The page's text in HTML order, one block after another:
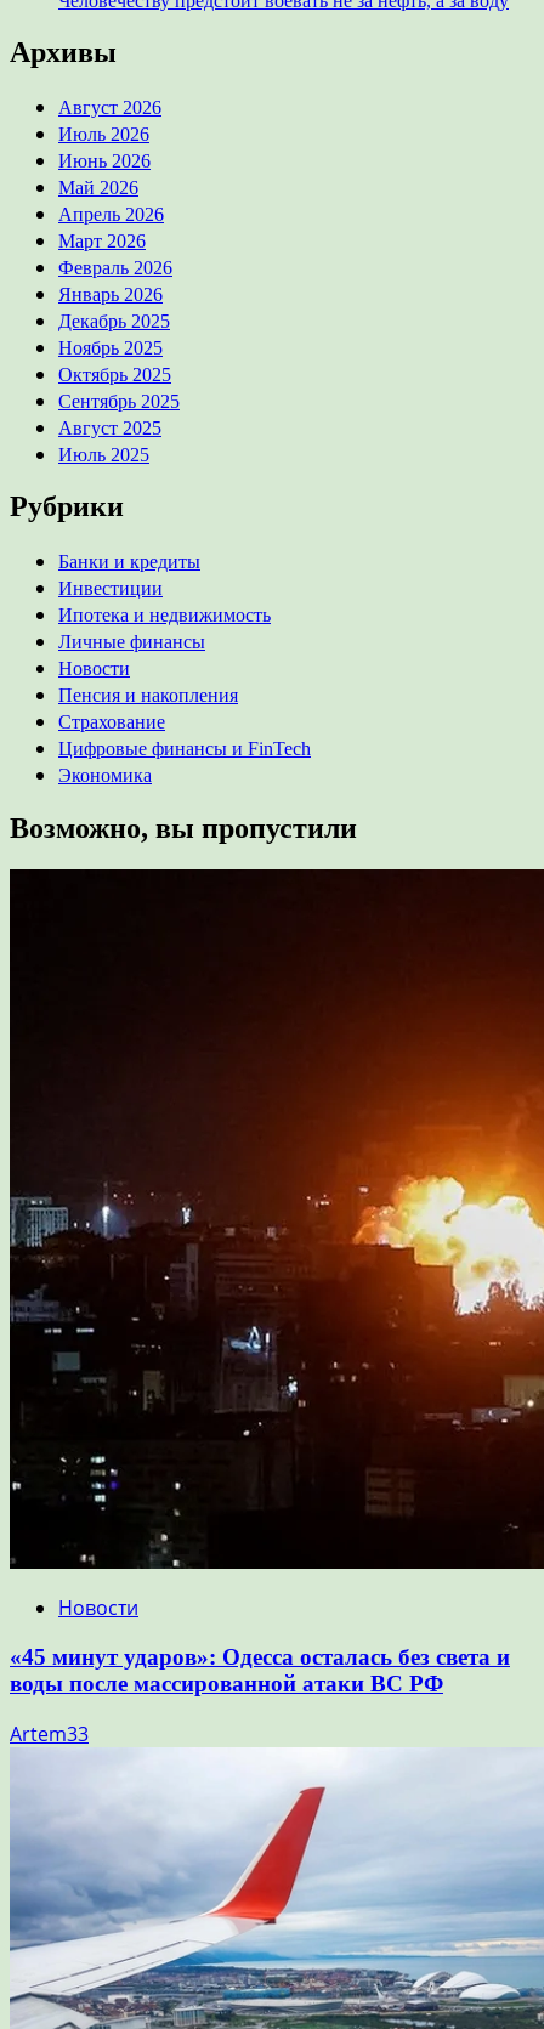
Архивы
Август 2026
Июль 2026
Июнь 2026
Май 2026
Апрель 2026
Март 2026
Февраль 2026
Январь 2026
Декабрь 2025
Ноябрь 2025
Октябрь 2025
Сентябрь 2025
Август 2025
Июль 2025
Рубрики
Банки и кредиты
Инвестиции
Ипотека и недвижимость
Личные финансы
Новости
Пенсия и накопления
Страхование
Цифровые финансы и FinTech
Экономика
Возможно, вы пропустили
Новости
«45 минут ударов»: Одесса осталась без света и
воды после массированной атаки ВС РФ
Artem33